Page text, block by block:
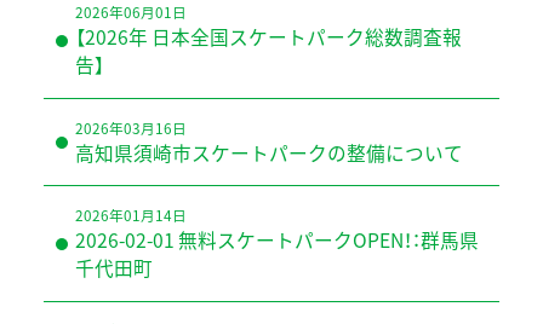
2026年06月01日
【2026年 日本全国スケートパーク総数調査報
告】
2026年03月16日
高知県須崎市スケートパークの整備について
2026年01月14日
2026-02-01 無料スケートパークOPEN！：群馬県
千代田町